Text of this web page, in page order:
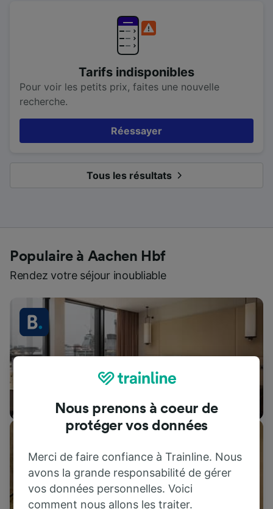
Tarifs indisponibles
Pour voir les petits prix, faites une nouvelle
recherche.
Réessayer
Tous les résultats
Populaire à Aachen Hbf
Rendez votre séjour inoubliable
Hébergements
Nous prenons à coeur de
protéger vos données
Merci de faire confiance à Trainline. Nous
avons la grande responsabilité de gérer
vos données personnelles. Voici
comment nous allons les traiter.